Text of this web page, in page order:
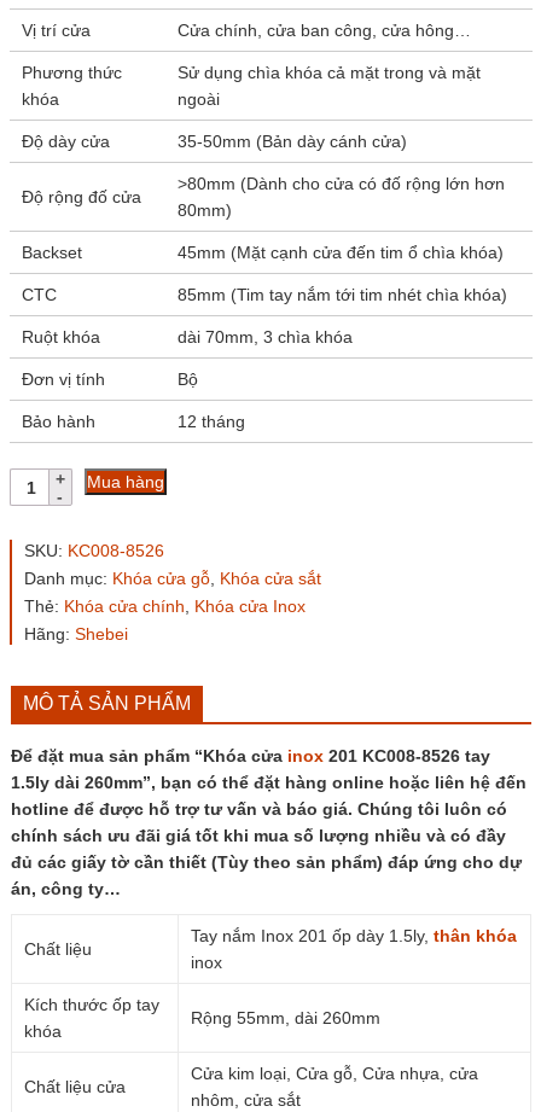
Vị trí cửa Cửa chính, cửa ban công, cửa hông…
Phương thức
khóa
Sử dụng chìa khóa cả mặt trong và mặt
ngoài
Độ dày cửa 35-50mm (Bản dày cánh cửa)
Độ rộng đố cửa
>80mm (Dành cho cửa có đố rộng lớn hơn
80mm)
Backset 45mm (Mặt cạnh cửa đến tim ổ chìa khóa)
CTC 85mm (Tim tay nắm tới tim nhét chìa khóa)
Ruột khóa dài 70mm, 3 chìa khóa
Đơn vị tính Bộ
Bảo hành 12 tháng
Khóa
cửa
201
8526
tay
1.5ly
số
Mua hàng
SKU: KC008-8526
Danh mục: Khóa cửa gỗ, Khóa cửa sắt
Thẻ: Khóa cửa chính
Khóa cửa Inox
Hãng: Shebei
MÔ TẢ SẢN PHẨM
Để đặt mua sản phẩm “Khóa cửa inox201 KC008-8526 tay
1.5ly dài 260mm”, bạn có thể đặt hàng online hoặc liên hệ đến
hotline để được hỗ trợ tư vấn và báo giá. Chúng tôi luôn có
chính sách ưu đãi giá tốt khi mua số lượng nhiều và có đầy
đủ các giấy tờ cần thiết (Tùy theo sản phẩm) đáp ứng cho dự
án, công ty…
Chất liệu
Tay nắm Inox 201 ốp dày 1.5ly, thân khóa
inox
Kích thước ốp tay
khóa
Rộng 55mm, dài 260mm
Chất liệu cửa
Cửa kim loại, Cửa gỗ, Cửa nhựa, cửa
nhôm, cửa sắt